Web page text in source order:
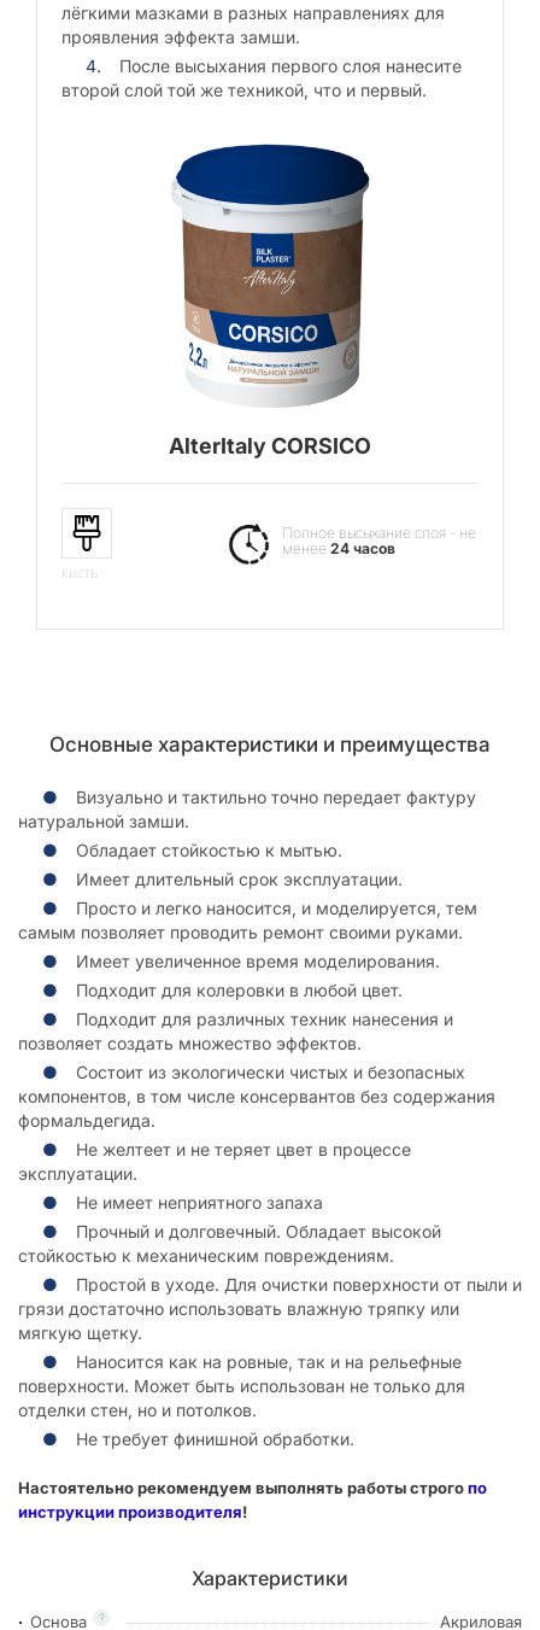
лёгкими мазками в разных направлениях для
проявления эффекта замши.
После высыхания первого слоя нанесите
второй слой той же техникой, что и первый.
AlterItaly CORSICO
кисть
Полное высыхание слоя - не
менее24 часов
Основные характеристики и преимущества
Визуально и тактильно точно передает фактуру
натуральной замши.
Обладает стойкостью к мытью.
Имеет длительный срок эксплуатации.
Просто и легко наносится, и моделируется, тем
самым позволяет проводить ремонт своими руками.
Имеет увеличенное время моделирования.
Подходит для колеровки в любой цвет.
Подходит для различных техник нанесения и
позволяет создать множество эффектов.
Состоит из экологически чистых и безопасных
компонентов, в том числе консервантов без содержания
формальдегида.
Не желтеет и не теряет цвет в процессе
эксплуатации.
Не имеет неприятного запаха
Прочный и долговечный. Обладает высокой
стойкостью к механическим повреждениям.
Простой в уходе. Для очистки поверхности от пыли и
грязи достаточно использовать влажную тряпку или
мягкую щетку.
Наносится как на ровные, так и на рельефные
поверхности. Может быть использован не только для
отделки стен, но и потолков.
Не требует финишной обработки.
Настоятельно рекомендуем выполнять работы строгопо
инструкции производителя!
Характеристики
?
Основа Акриловая